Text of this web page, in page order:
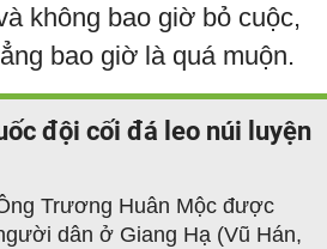
không bao giờ bỏ cuộc,
bao giờ là quá muộn.
đội cối đá leo núi luyện
Trương Huân Mộc được
dân ở Giang Hạ (Vũ Hán,